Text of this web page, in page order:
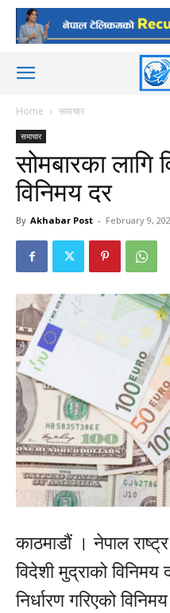
Home समाचार
समाचार
सोमबारका लागि
विनिमय दर
By Akhabar Post - February 9,
काठमाडौं । नेपाल
विदेशी मुद्राको विनिमय
निर्धारण गरिएको